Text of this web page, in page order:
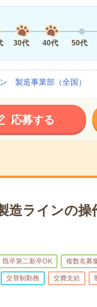
30代 40代 50代
製造事業部（全国）
応募する
造ラインの
既卒第二新卒OK 複数名募
交替制勤務 交費支給